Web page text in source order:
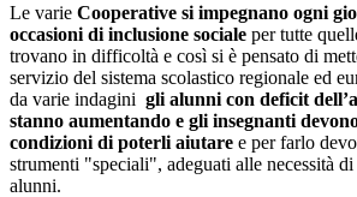
Le varie Cooperative si impegnano ogni
occasioni di inclusione sociale per tutte
trovano in difficoltà e così si è pensato di
servizio del sistema scolastico regionale ed
da varie indagini gli alunni con deficit
stanno aumentando e gli insegnanti
condizioni di poterli aiutare e per farlo
strumenti "speciali", adeguati alle necessità
alunni.